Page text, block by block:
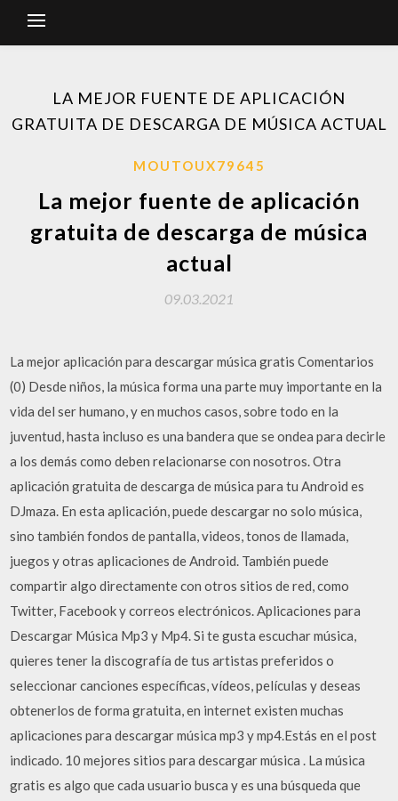
LA MEJOR FUENTE DE APLICACIÓN
GRATUITA DE DESCARGA DE MÚSICA ACTUAL
MOUTOUX79645
La mejor fuente de aplicación
gratuita de descarga de música
actual
09.03.2021
La mejor aplicación para descargar música gratis Comentarios
(0) Desde niños, la música forma una parte muy importante en la
vida del ser humano, y en muchos casos, sobre todo en la
juventud, hasta incluso es una bandera que se ondea para decirle
a los demás como deben relacionarse con nosotros. Otra
aplicación gratuita de descarga de música para tu Android es
DJmaza. En esta aplicación, puede descargar no solo música,
sino también fondos de pantalla, videos, tonos de llamada,
juegos y otras aplicaciones de Android. También puede
compartir algo directamente con otros sitios de red, como
Twitter, Facebook y correos electrónicos. Aplicaciones para
Descargar Música Mp3 y Mp4. Si te gusta escuchar música,
quieres tener la discografía de tus artistas preferidos o
seleccionar canciones específicas, vídeos, películas y deseas
obtenerlos de forma gratuita, en internet existen muchas
aplicaciones para descargar música mp3 y mp4.Estás en el post
indicado. 10 mejores sitios para descargar música . La música
gratis es algo que cada usuario busca y es una búsqueda que